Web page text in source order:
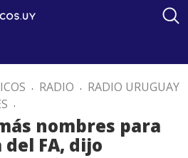
. RADIO . RADIO URUGUAY
.
nombres para
FA, dijo